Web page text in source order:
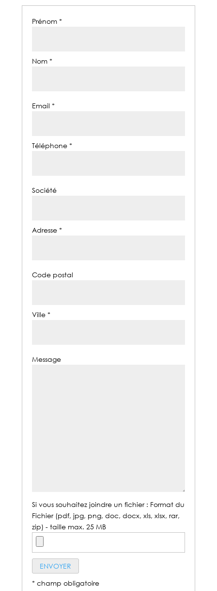
Prénom *
Nom *
Email *
Téléphone *
Société
Adresse *
Code postal
Ville *
Message
Si vous souhaitez joindre un fichier : Format du
Fichier (pdf, jpg, png, doc, docx, xls, xlsx, rar,
zip) - taille max. 25 MB
* champ obligatoire